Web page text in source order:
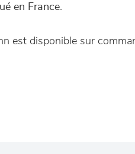
en France.
est disponible sur